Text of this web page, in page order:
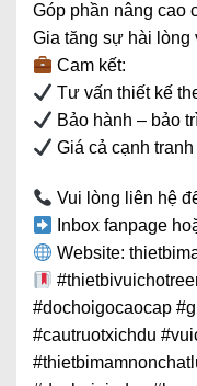
Góp phần nâng cao
Gia tăng sự hài
Cam kết:
Tư vấn thiết kế
Bảo hành – bảo
Giá cả cạnh
Vui lòng liên hệ
Inbox fanpage
Website:
#dochoigocaocap
#cautruotxichdu